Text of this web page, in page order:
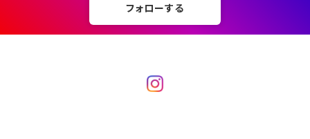
フォローする